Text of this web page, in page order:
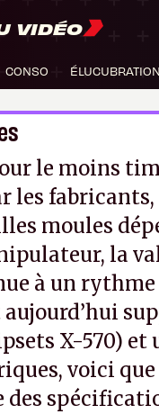
VIDÉO
CONSO
le moins
les fabricants,
moules
la
à un
aujourd’hui
X-570)
voici que
des